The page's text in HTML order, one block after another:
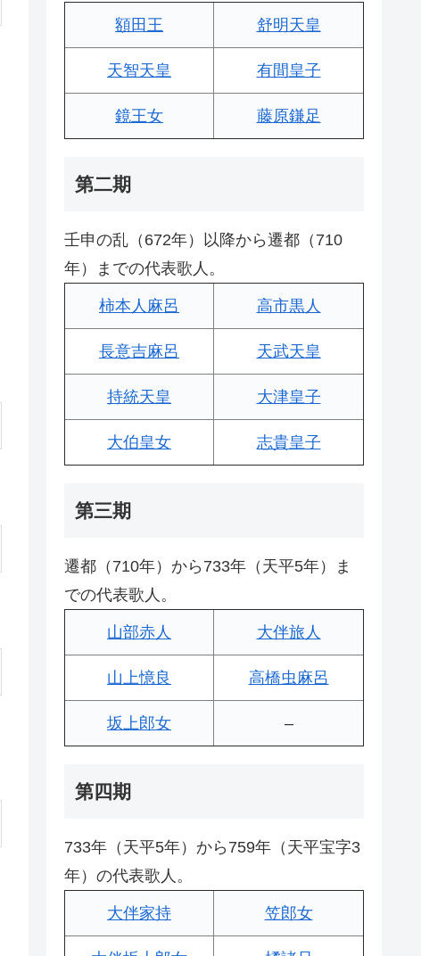
額田王 舒明天皇
天智天皇 有間皇子
鏡王女 藤原鎌足
第二期
壬申の乱（672年）以降から遷都（710
年）までの代表歌人。
柿本人麻呂 高市黒人
長意吉麻呂 天武天皇
持統天皇 大津皇子
大伯皇女 志貴皇子
第三期
遷都（710年）から733年（天平5年）ま
での代表歌人。
山部赤人 大伴旅人
山上憶良 高橋虫麻呂
坂上郎女 –
第四期
733年（天平5年）から759年（天平宝字3
年）の代表歌人。
大伴家持 笠郎女